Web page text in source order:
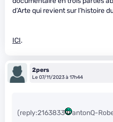
d’Arte qui revient sur l’histoire
ICI.
2pers
Le 07/11/2023 à 17h44
(reply:2163833 antonQ-